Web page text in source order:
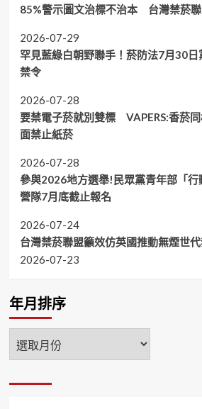
85%警示圖文治標不治本 台灣禁菸
2026-07-29
罕見藍綠白朝野聯手！菸防法7月30
禁令
2026-07-28
要禁電子菸就別雙標 VAPERS:香菸
面禁止紙菸
2026-07-28
參與2026地方選舉!民眾黨青年部「行
營隊7月底截止報名
2026-07-24
台灣禁菸聯盟籲效仿英國推動無煙世
2026-07-23
年月排序
年
月